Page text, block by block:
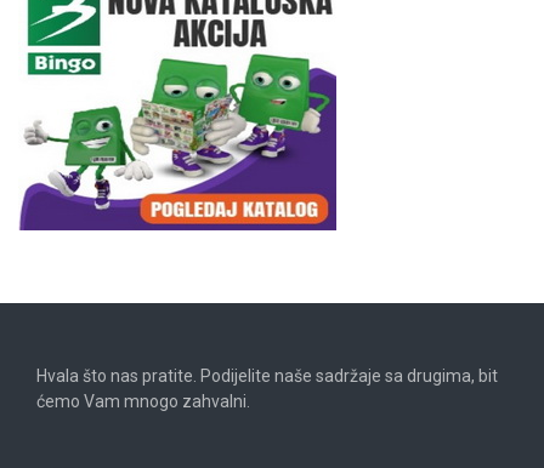
Hvala što nas pratite. Podijelite naše sadržaje sa drugima, bit
ćemo Vam mnogo zahvalni.